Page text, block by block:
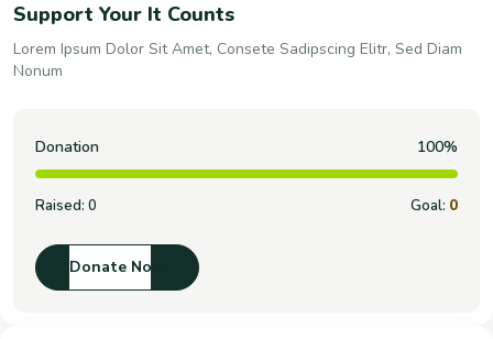
Support Your It Counts
Lorem Ipsum Dolor Sit Amet, Consete Sadipscing Elitr, Sed Diam
Nonum
Donation 100%
Raised: 0 Goal: 0
Donate Now